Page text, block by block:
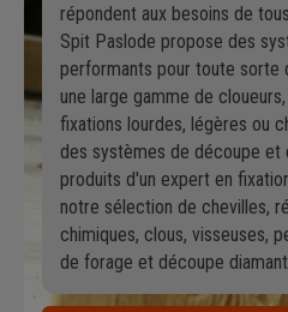
répondent aux besoins de
Spit Paslode propose des
performants pour toute sorte
une large gamme de
fixations lourdes, légères ou
des systèmes de découpe et
produits d'un expert en
notre sélection de chevilles,
chimiques, clous, visseuses,
de forage et découpe